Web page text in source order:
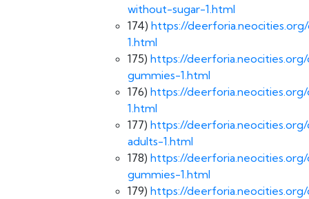
without-sugar-1.html
174) https://
1.html
175) https://
gummies-1.html
176) https://
1.html
177) https://
adults-1.html
178) https://
gummies-1.html
179) https://